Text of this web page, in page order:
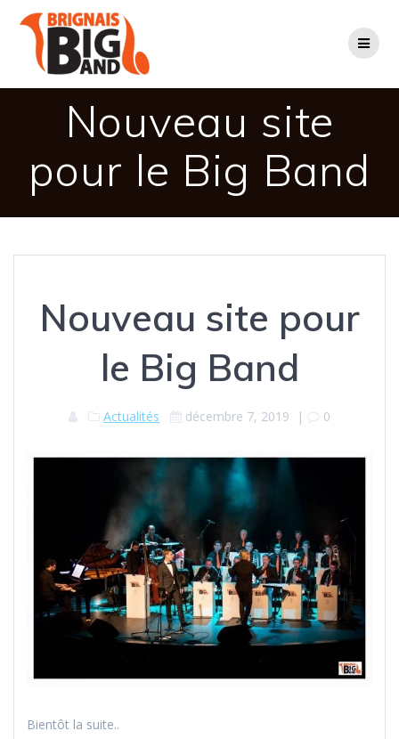
Nouveau site
pour le Big Band
Nouveau site pour
le Big Band
Actualités décembre 7, 2019 | 0
Bientôt la suite..